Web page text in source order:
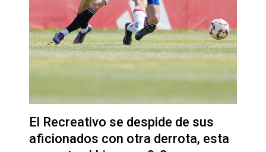
El Recreativo se despide de sus
aficionados con otra derrota, esta